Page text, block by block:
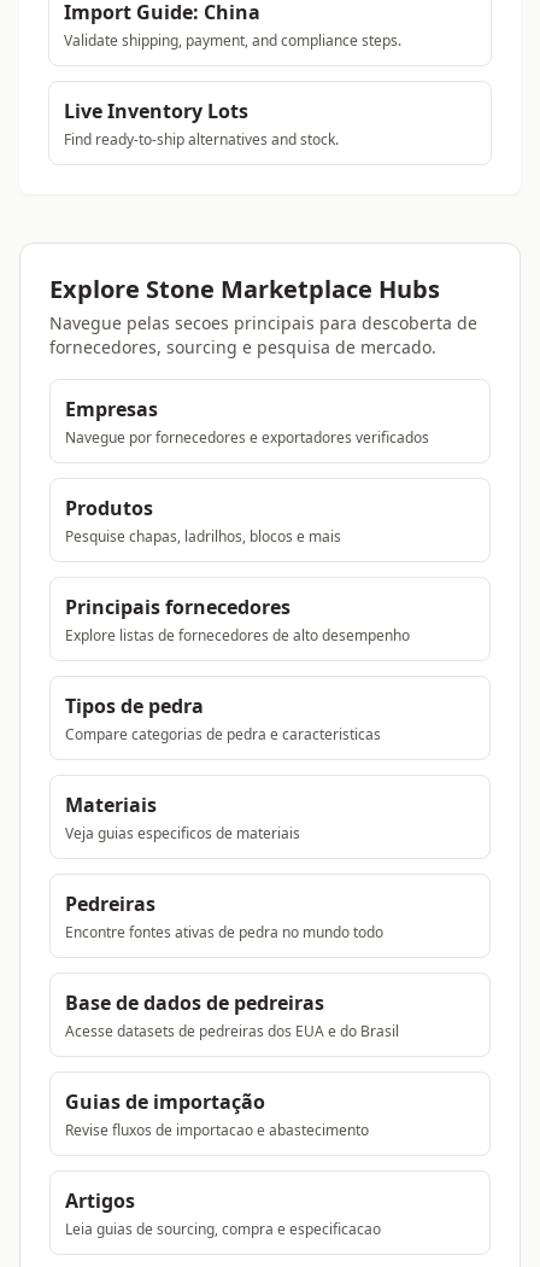
Import Guide: China
Validate shipping, payment, and compliance steps.
Live Inventory Lots
Find ready-to-ship alternatives and stock.
Explore Stone Marketplace Hubs
Navegue pelas secoes principais para descoberta de
fornecedores, sourcing e pesquisa de mercado.
Empresas
Navegue por fornecedores e exportadores verificados
Produtos
Pesquise chapas, ladrilhos, blocos e mais
Principais fornecedores
Explore listas de fornecedores de alto desempenho
Tipos de pedra
Compare categorias de pedra e caracteristicas
Materiais
Veja guias especificos de materiais
Pedreiras
Encontre fontes ativas de pedra no mundo todo
Base de dados de pedreiras
Acesse datasets de pedreiras dos EUA e do Brasil
Guias de importação
Revise fluxos de importacao e abastecimento
Artigos
Leia guias de sourcing, compra e especificacao